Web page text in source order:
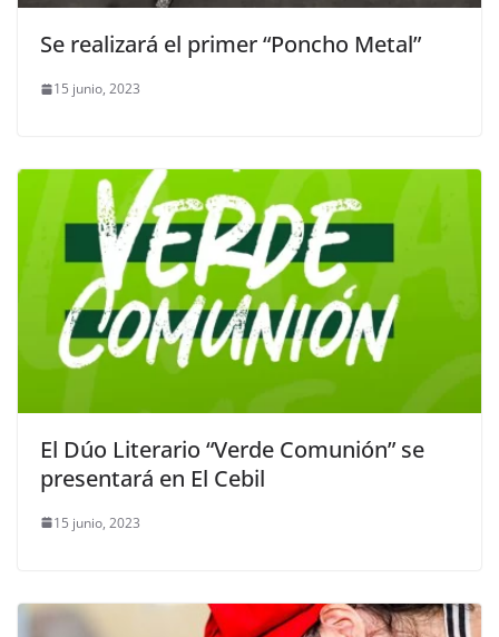
Se realizará el primer “Poncho Metal”
15 junio, 2023
El Dúo Literario “Verde Comunión” se
presentará en El Cebil
15 junio, 2023